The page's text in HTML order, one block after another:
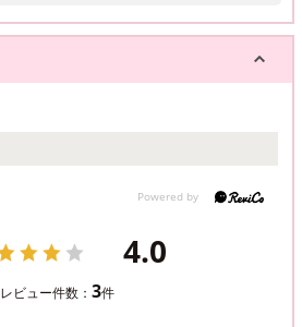
4.0
レビュー件数：3件